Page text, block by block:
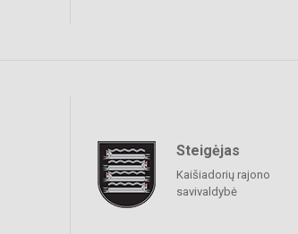
Steigėjas
Kaišiadorių rajono
savivaldybė